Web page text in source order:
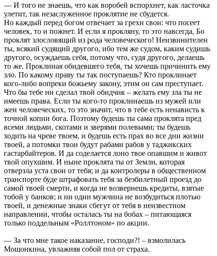
— И того не знаешь, что как воробей вспорхнет, как ласточка
улетит, так незаслуженное проклятие не сбудется.
Но каждый перед богом отвечает за грехи свои: что посеет
человек, то и пожнет. И если я прокляну, то это навсегда, Бо
проклят злословящий из рода человеческого! Неизвинителен
ты, всякий судящий другого, ибо тем же судом, каким судишь
другого, осуждаешь себя, потому что, судя другого, делаешь
то же. Проклиная обидевшего тебя, ты хочешь причинить ему
зло. По какому праву ты так поступаешь? Кто проклинает
кого-либо вопреки божьему закону, этим он сам преступает.
Что бы тебе ни сделал твой обидчик – желать ему зла ты не
имеешь права. Если ты кого-то проклинаешь из мужей или
жен человеческих, то это значит, что в тебе есть ненависть к
точной копии бога. Поэтому будешь ты сама проклята пред
всеми людьми, скотами и зверями полевыми; ты будешь
ходить на чреве твоем, и будешь есть прах во все дни жизни
твоей, а потомки твои будут рабами рабов у таджикских
гастарбайтеров. И да соделается лоно твое опавшим и живот
твой опухшим. И ныне проклята ты от Земли, которая
отверзла уста свои от тебя; и да контролеры в общественном
транспорте буде штрафовать тебя за безбилетный проезд до
самой твоей смерти, и когда не возвернешь кредиты, взятые
тобой у банков; и ни один мужчина не возбудиться плотью
твоей, и денежные знаки сбегут от тебя в неизвестном
направлении, чтобы осталась ты на бобах – питающаяся
только поддельным «Роллтоном» по акции.
— За что мне такое наказание, господи?! – взмолилась
Мошонкина, увлажняя собой пол от страха.